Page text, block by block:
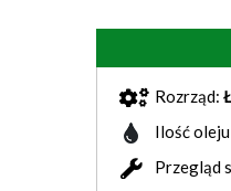
Rozrząd:
Ilość
Przegląd